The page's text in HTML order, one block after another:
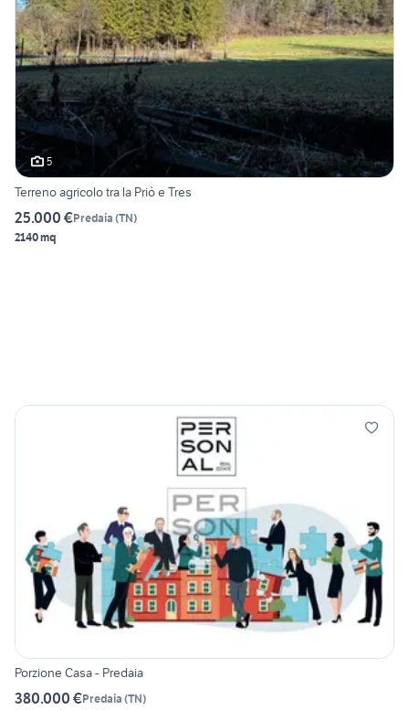
5
Terreno agricolo tra la Priò e Tres
25.000 €Predaia (TN)
2140 mq
Porzione Casa - Predaia
380.000 €Predaia (TN)